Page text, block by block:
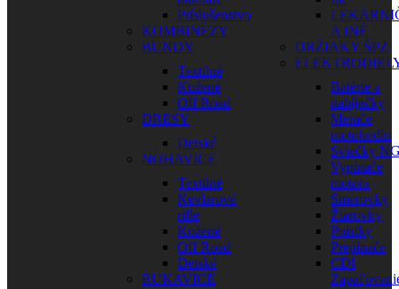
Príslušenstvo
KOMBINÉZY
BUNDY
Textilné
Kožené
Off Road
DRESY
Detské
NOHAVICE
Textilné
Kevlarové
rifle
Kožené
Off Road
Detské
RUKAVICE
A INÉ
DRŽIAKY ŠPZ
Batérie a
nabíjačky
Merače
motohodín
Sviečky
Vypínače
motora
Smerovky
Žiarovky
Poistky
Prepínače
CDI